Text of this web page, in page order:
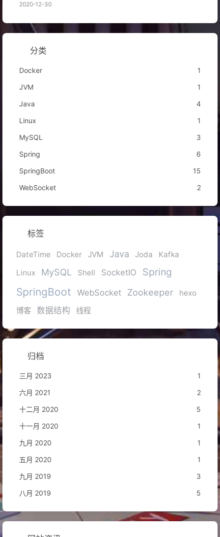
2020-12-30
分类
Docker
1
JVM
1
Java
4
Linux
1
MySQL
3
Spring
6
SpringBoot
15
WebSocket
2
标签
DateTime Docker JVM Java Joda
Kafka
Linux
MySQL Shell SocketIO Spring
SpringBoot WebSocket Zookeeper
hexo
博客
数据结构 线程
归档
三月 2023
1
六月 2021
2
十二月 2020
5
十一月 2020
1
九月 2020
1
五月 2020
1
九月 2019
3
八月 2019
5